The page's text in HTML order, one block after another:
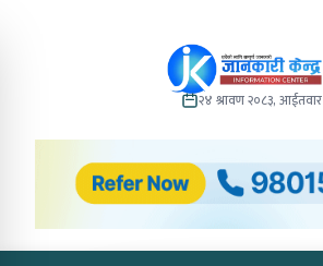
२४ श्रावण २०८३, आईतवार